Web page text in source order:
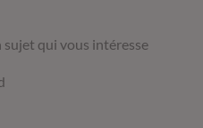
sujet qui vous intéresse